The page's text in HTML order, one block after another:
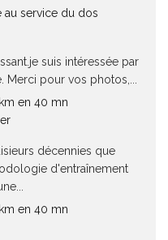
au service du dos
suis intéressée par
Merci pour vos photos,...
en 40 mn
décennies que
d'entraînement
en 40 mn